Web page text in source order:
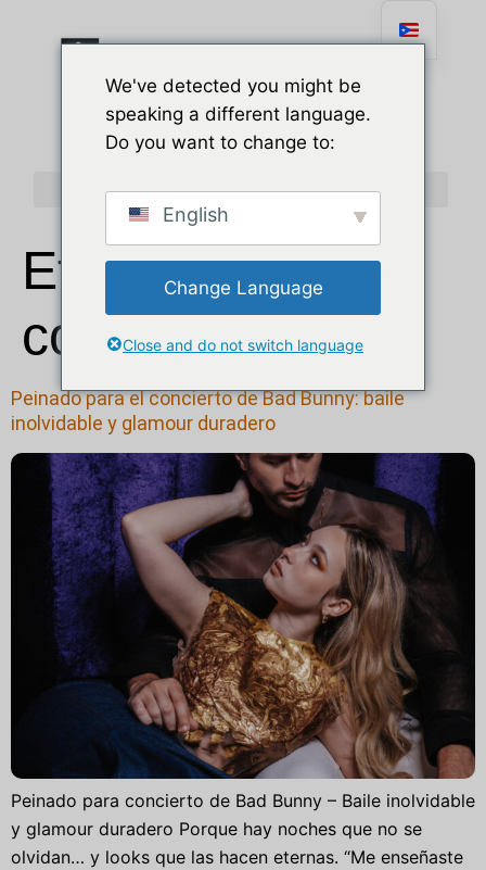
Etiqueta:cabello
con frizz
Peinado para el concierto de Bad Bunny: baile
inolvidable y glamour duradero
Peinado para concierto de Bad Bunny – Baile inolvidable
y glamour duradero Porque hay noches que no se
olvidan… y looks que las hacen eternas. “Me enseñaste
We've detected you might be
speaking a different language.
Do you want to change to:
English
Change Language
Close and do not switch language